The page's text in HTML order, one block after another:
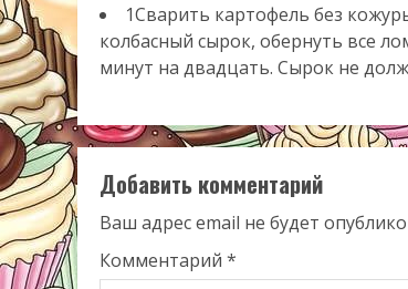
1Сварить картофель без
колбасный сырок, обернуть все
минут на двадцать. Сырок не
Добавить комментарий
Ваш адрес email не будет
Комментарий *